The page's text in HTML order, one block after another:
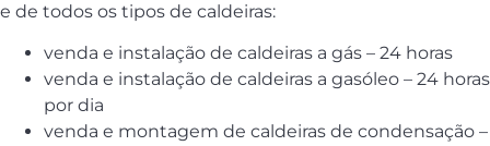
e de todos os tipos de caldeiras:
venda e instalação de caldeiras a gás – 24 horas
venda e instalação de caldeiras a gasóleo – 24 horas
por dia
venda e montagem de caldeiras de condensação –